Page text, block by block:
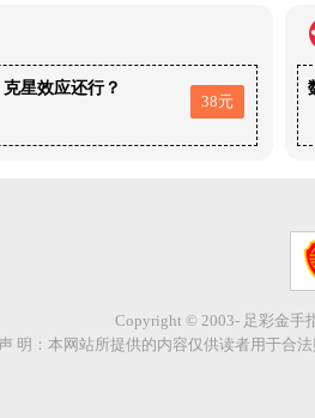
星效应还行？
38元
Copyright © 2003- 足彩金手
声 明：本网站所提供的内容仅供读者用于合